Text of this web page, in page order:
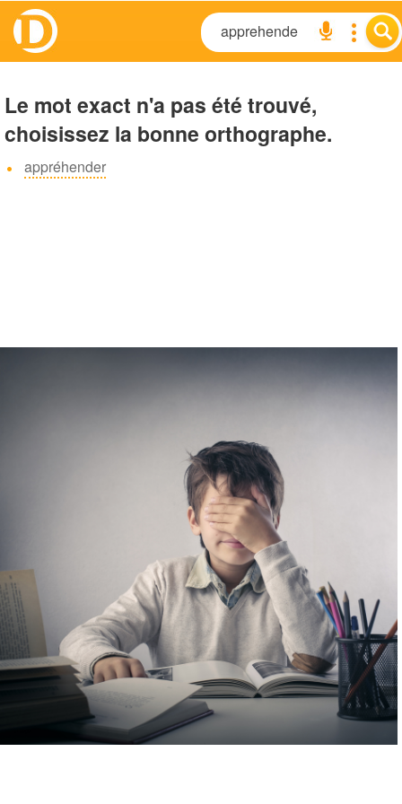
Le mot exact n'a pas été trouvé,
choisissez la bonne orthographe.
appréhender